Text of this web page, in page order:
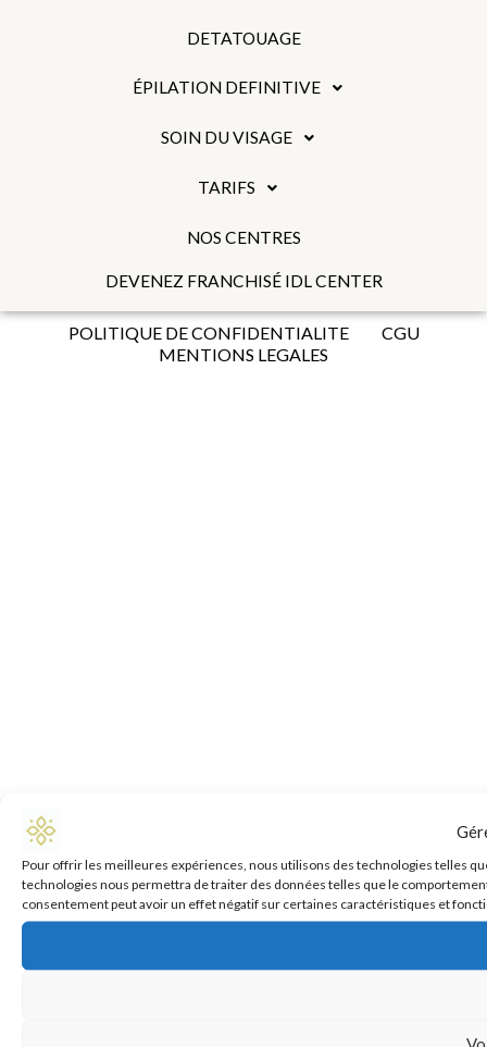
Pour offrir les meilleures expériences, nous utilisons des technologies telles
technologies nous permettra de traiter des données telles que le
consentement peut avoir un effet négatif sur certaines caractéristiques et
DETATOUAGE
ÉPILATION DEFINITIVE
SOIN DU VISAGE
TARIFS
NOS CENTRES
DEVENEZ FRANCHISÉ IDL CENTER
POLITIQUE DE CONFIDENTIALITE
CGU
MENTIONS LEGALES